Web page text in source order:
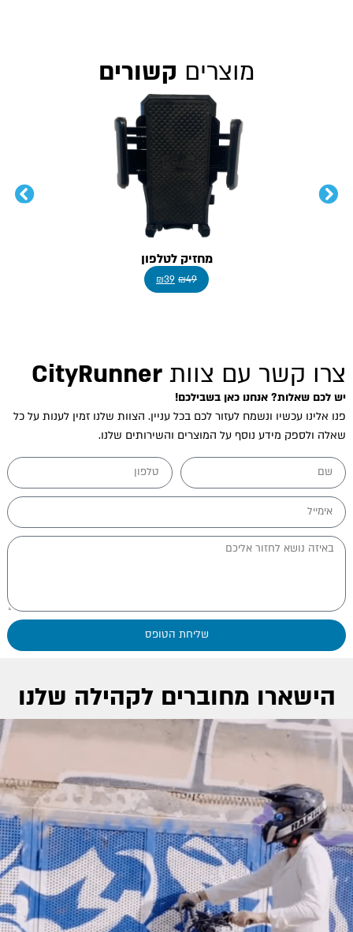
מוצרים קשורים
מחזיק לטלפון
₪49
₪39
צרו קשר עם צוות CityRunner
יש לכם שאלות? אנחנו כאן בשבילכם!
פנו אלינו עכשיו ונשמח לעזור לכם בכל עניין. הצוות שלנו זמין לענות על כל
שאלה ולספק מידע נוסף על המוצרים והשירותים שלנו.
שליחת הטופס
הישארו מחוברים לקהילה שלנו